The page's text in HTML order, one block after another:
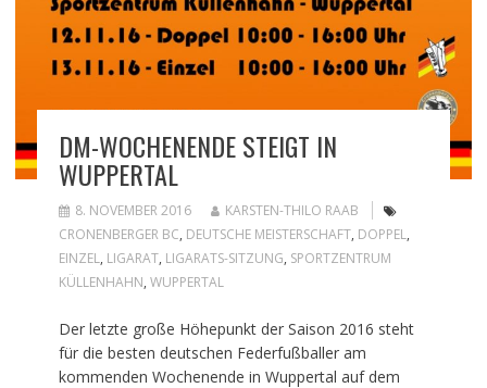
DM-WOCHENENDE STEIGT IN
WUPPERTAL
8. NOVEMBER 2016
KARSTEN-THILO RAAB
CRONENBERGER BC, DEUTSCHE MEISTERSCHAFT, DOPPEL,
EINZEL, LIGARAT, LIGARATS-SITZUNG, SPORTZENTRUM
KÜLLENHAHN, WUPPERTAL
Der letzte große Höhepunkt der Saison 2016 steht
für die besten deutschen Federfußballer am
kommenden Wochenende in Wuppertal auf dem